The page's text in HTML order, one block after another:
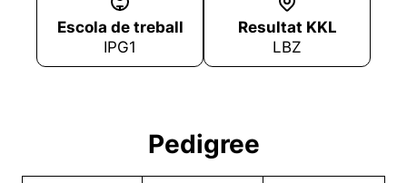
Escola de treball
IPG1
Resultat KKL
LBZ
Pedigree